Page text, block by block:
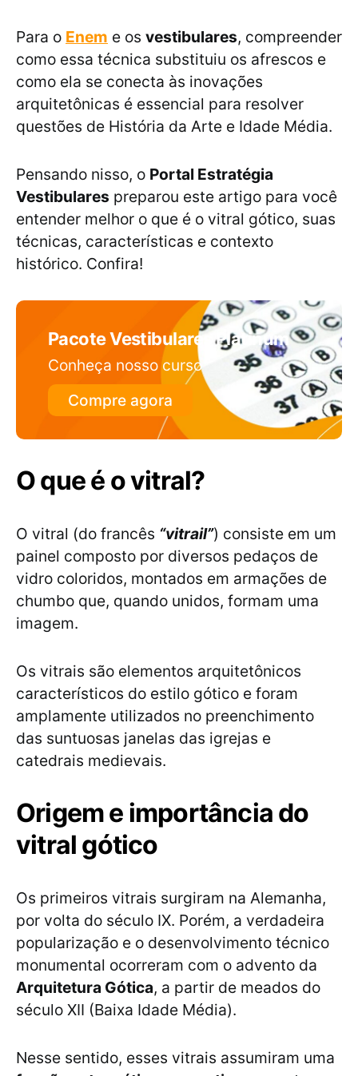
Para o Enem e os vestibulares, compreender
como essa técnica substituiu os afrescos e
como ela se conecta às inovações
arquitetônicas é essencial para resolver
questões de História da Arte e Idade Média.
Pensando nisso, o Portal Estratégia
Vestibulares preparou este artigo para você
entender melhor o que é o vitral gótico, suas
técnicas, características e contexto
histórico. Confira!
Pacote Vestibulares Platinum
Conheça nosso curso
Compre agora
O que é o vitral?
O vitral (do francês “vitrail”) consiste em um
painel composto por diversos pedaços de
vidro coloridos, montados em armações de
chumbo que, quando unidos, formam uma
imagem.
Os vitrais são elementos arquitetônicos
característicos do estilo gótico e foram
amplamente utilizados no preenchimento
das suntuosas janelas das igrejas e
catedrais medievais.
Origem e importância do
vitral gótico
Os primeiros vitrais surgiram na Alemanha,
por volta do século IX. Porém, a verdadeira
popularização e o desenvolvimento técnico
monumental ocorreram com o advento da
Arquitetura Gótica, a partir de meados do
século XII (Baixa Idade Média).
Nesse sentido, esses vitrais assumiram uma